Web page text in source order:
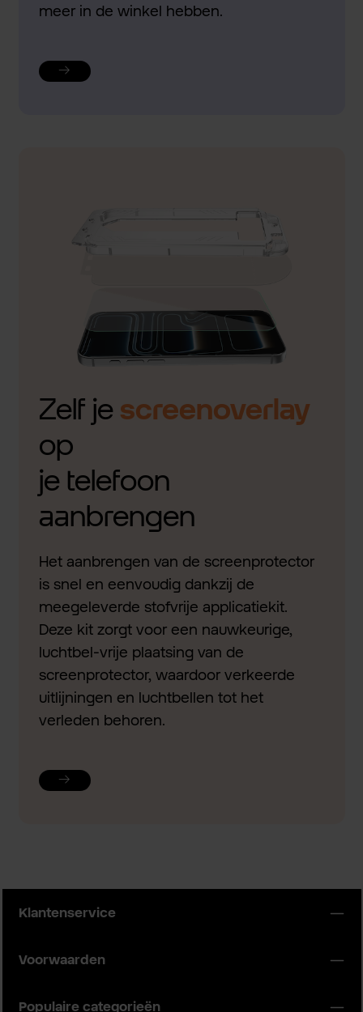
meer in de winkel hebben.
Zelf je screenoverlay
op
je telefoon
aanbrengen
Het aanbrengen van de screenprotector
is snel en eenvoudig dankzij de
meegeleverde stofvrije applicatiekit.
Deze kit zorgt voor een nauwkeurige,
luchtbel-vrije plaatsing van de
screenprotector, waardoor verkeerde
uitlijningen en luchtbellen tot het
verleden behoren.
Klantenservice
Voorwaarden
Populaire categorieën